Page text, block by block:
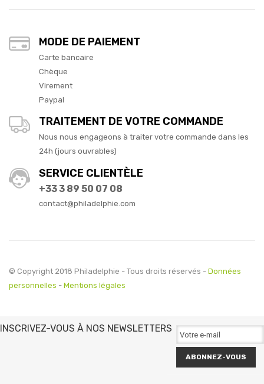
MODE DE PAIEMENT
Carte bancaire
Chèque
Virement
Paypal
TRAITEMENT DE VOTRE COMMANDE
Nous nous engageons à traiter votre commande dans les
24h (jours ouvrables)
SERVICE CLIENTÈLE
+33 3 89 50 07 08
contact@philadelphie.com
© Copyright 2018 Philadelphie - Tous droits réservés - Données
personnelles - Mentions légales
INSCRIVEZ-VOUS À NOS NEWSLETTERS
ABONNEZ-VOUS